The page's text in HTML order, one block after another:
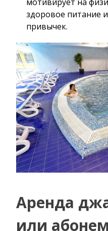
здоровое питание
привычек.
Аренда
или